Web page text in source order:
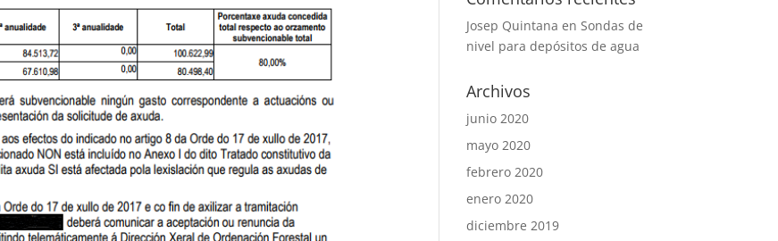
Josep Quintana en Sondas de
nivel para depósitos de agua
Archivos
junio 2020
mayo 2020
febrero 2020
enero 2020
diciembre 2019